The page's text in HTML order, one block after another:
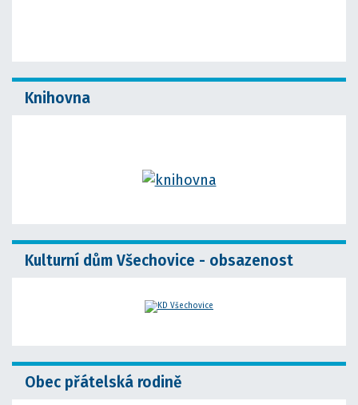
Knihovna
Kulturní dům Všechovice - obsazenost
Obec přátelská rodině